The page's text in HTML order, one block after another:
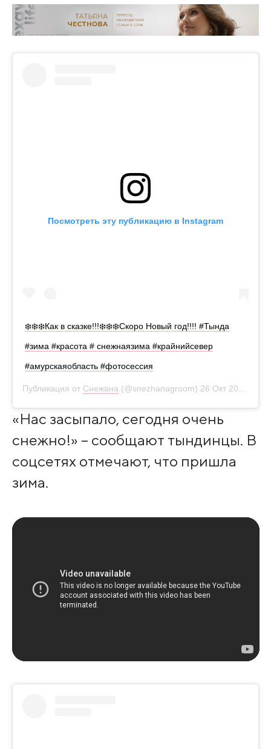
Посмотреть эту публикацию в Instagram
❄️❄️❄️Как в сказке!!!❄️❄️❄️Скоро Новый год!!!! #Тында
#зима #красота # снежнаязима #крайнийсевер
#амурскаяобласть #фотосессия
Публикация от Снежана(@snezhanagroom) 26 Окт 2020 в 6:40 PDT
«Нас засыпало, сегодня очень
снежно!» – сообщают тындинцы. В
соцсетях отмечают, что пришла
зима.